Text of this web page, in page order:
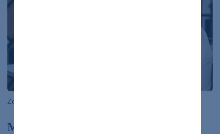
Zdroj: freepik.com
Moc, kontrola a manipulácia: tiché